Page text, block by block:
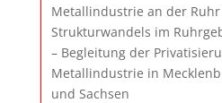
Metallindustrie an der Ruhr
Strukturwandels im
– Begleitung der
Metallindustrie in
und Sachsen